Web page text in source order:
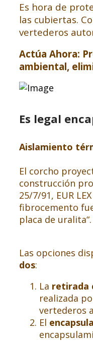
Es hora de
las cubiertas.
vertederos
Actúa Ahora:
ambiental,
Es legal
Aislamiento
El corcho
construcción
25/7/91, EUR
fibrocemento
placa de uralita“.
Las opciones
dos:
La retirada
realizada
vertederos
El